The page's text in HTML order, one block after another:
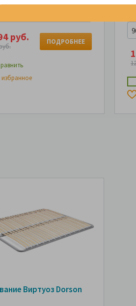
- 4 194 руб.
руб. ПОДРОБНЕЕ
избранное
Виртуоз Dorson